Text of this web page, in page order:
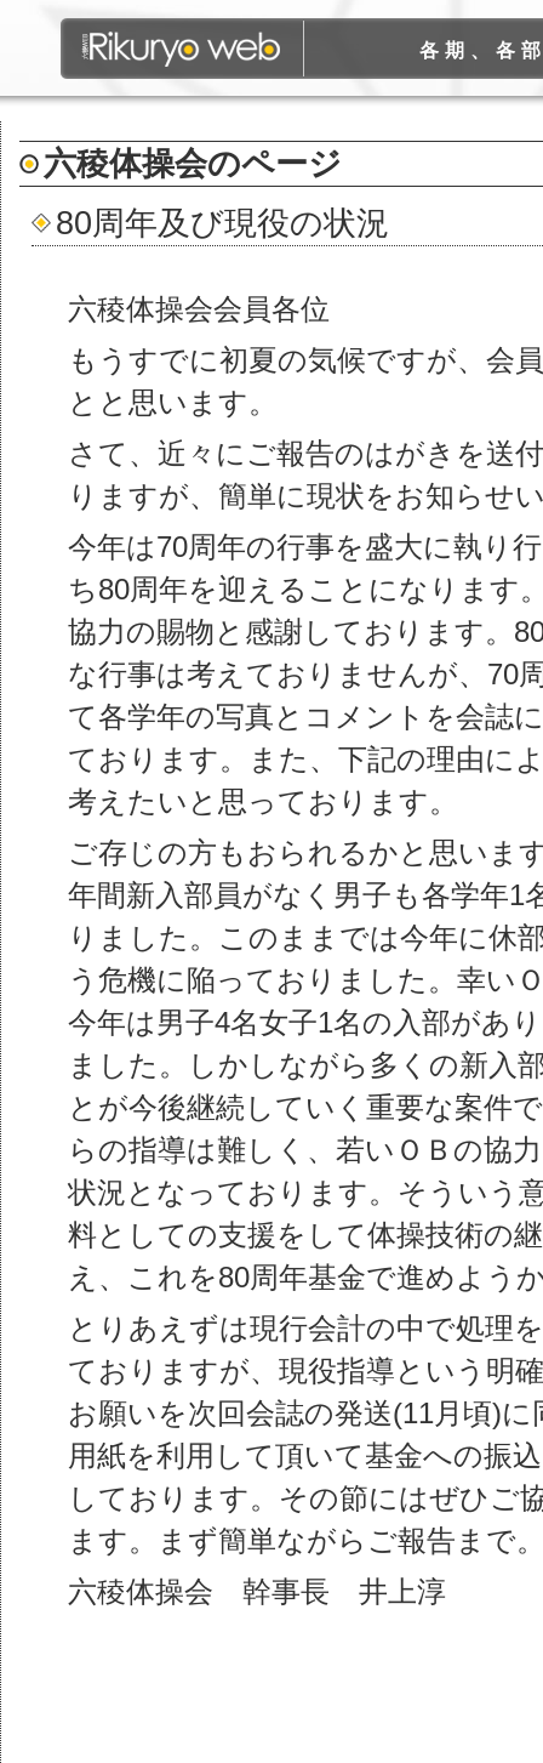
各期、各
六稜体操会のページ
80周年及び現役の状況
六稜体操会会員各位
もうすでに初夏の気候ですが、会
とと思います。
さて、近々にご報告のはがきを送
りますが、簡単に現状をお知らせ
今年は70周年の行事を盛大に執り
ち80周年を迎えることになります
協力の賜物と感謝しております。
な行事は考えておりませんが、70
て各学年の写真とコメントを会誌
ております。また、下記の理由に
考えたいと思っております。
ご存じの方もおられるかと思いま
年間新入部員がなく男子も各学年1
りました。このままでは今年に休
う危機に陥っておりました。幸い
今年は男子4名女子1名の入部があ
ました。しかしながら多くの新入
とが今後継続していく重要な案件
らの指導は難しく、若いＯＢの協
状況となっております。そういう
料としての支援をして体操技術の
え、これを80周年基金で進めよう
とりあえずは現行会計の中で処理
ておりますが、現役指導という明
お願いを次回会誌の発送(11月頃)
用紙を利用して頂いて基金への振
しております。その節にはぜひご
ます。まず簡単ながらご報告まで
六稜体操会 幹事長 井上淳